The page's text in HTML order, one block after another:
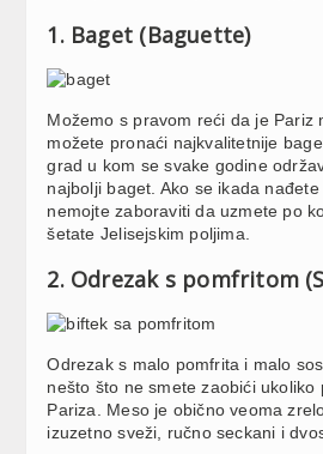
1. Baget (Baguette)
Možemo s pravom reći da je Pariz
možete pronaći najkvalitetnije
grad u kom se svake godine
najbolji baget. Ako se ikada nađete
nemojte zaboraviti da uzmete po
šetate Jelisejskim poljima.
2. Odrezak s pomfritom
Odrezak s malo pomfrita i malo
nešto što ne smete zaobići ukoliko
Pariza. Meso je obično veoma
izuzetno sveži, ručno seckani i